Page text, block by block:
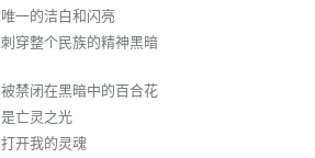
唯一的洁白和闪亮
刺穿整个民族的精神黑暗
被禁闭在黑暗中的百合花
是亡灵之光
打开我的灵魂